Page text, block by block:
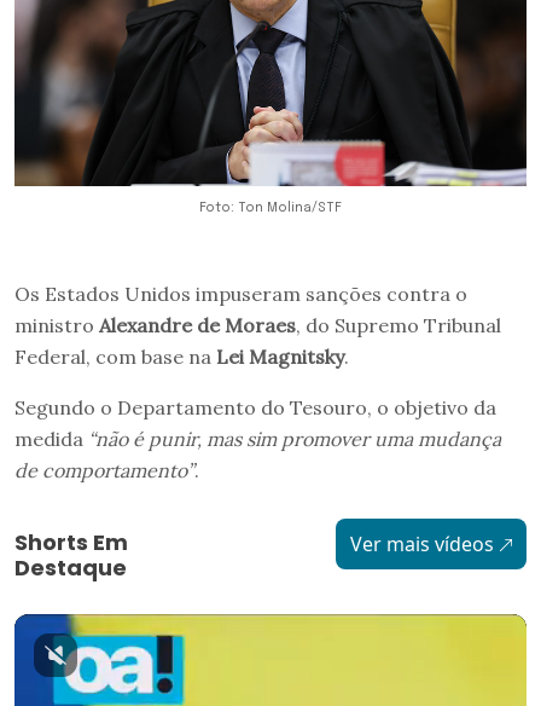
Foto: Ton Molina/STF
Os Estados Unidos impuseram sanções contra o
ministro Alexandre de Moraes, do Supremo Tribunal
Federal, com base na Lei Magnitsky.
Segundo o Departamento do Tesouro, o objetivo da
medida “não é punir, mas sim promover uma mudança
de comportamento”.
Shorts Em
Destaque
Ver mais vídeos